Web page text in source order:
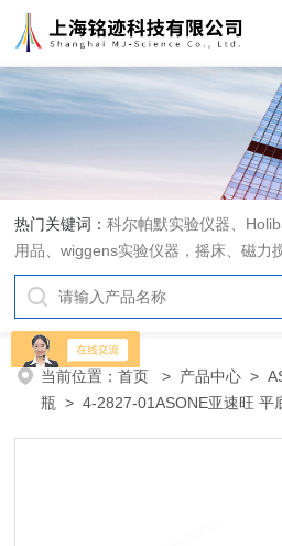
热门关键词：科尔帕默实验仪器、
用品、wiggens实验仪器，摇床、磁力
当前位置：首页 > 产品中心 >
瓶 > 4-2827-01ASONE亚速旺 平